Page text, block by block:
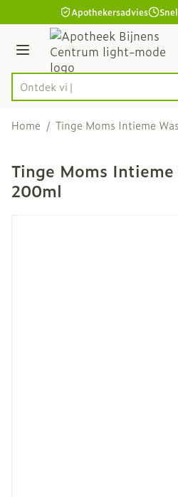
Ga naar de inhoudApothekersadvies
Menu
Product, merk, categorie...
O
Home / Tinge Moms Intieme
Tinge Moms Intieme
200ml